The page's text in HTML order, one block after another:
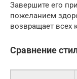
Завершите его
пожеланием
возвращает всех
Сравнение